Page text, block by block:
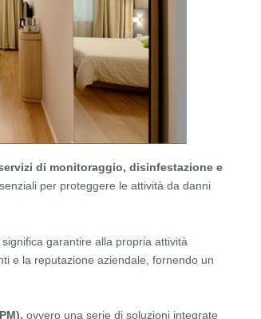
di monitoraggio, disinfestazione e
per proteggere le attività da danni
garantire alla propria attività
e la reputazione aziendale, fornendo un
ovvero una serie di soluzioni integrate